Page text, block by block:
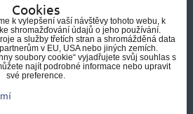
Cookies
k vylepšení vaší návštěvy tohoto webu, k
shromažďování údajů o jeho používání.
a služby třetích stran a shromážděná data
v EU, USA nebo jiných zemích.
soubory cookie“ vyjadřujete svůj souhlas s
najít podrobné informace nebo upravit
své preference.